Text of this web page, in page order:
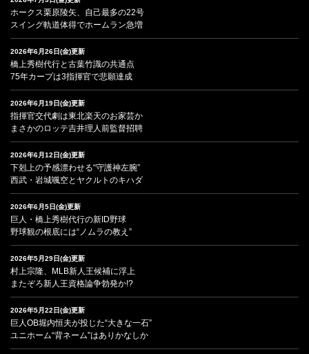
ホークス栗原陵矢、自己最多の22号
スイング軌道体得でホームラン急増
2026年6月26日(金)更新
橋上秀樹代行と古葉竹識の共通点
75年カープは3指揮官で悲願達成
2026年6月19日(金)更新
指揮官交代劇は東北楽天のお家芸か
まさかのロッテ吉井理人前監督招聘
2026年6月12日(金)更新
下剋上の予感漂わせる“守護神左腕”
西武・岩城颯空とヤクルトのキハダ
2026年6月5日(金)更新
巨人・橋上秀樹代行の新ID野球
野球観の根底には“ノムラの教え”
2026年5月29日(金)更新
村上宗隆、MLB新人王候補に浮上
またぞろ新人王資格論争勃発か!?
2026年5月22日(金)更新
巨人OB堀内恒夫が投じた“大きな一石”
ユニホーム“背ネーム”はありかなしか